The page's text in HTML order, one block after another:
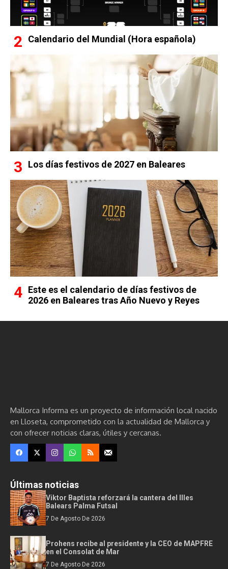
Calendario del Mundial (Hora española)
Los días festivos de 2027 en Baleares
Este es el calendario de días festivos de
2026 en Baleares tras Año Nuevo y Reyes
Mallorca Informa es un proyecto de información local nacido
en Lloseta, comprometido con la actualidad de Mallorca y
con ofrecer noticias claras, útiles y cercanas.
Últimas noticias
Viktor Baptista reforzará la cantera del Illes
Balears Palma Futsal
7 De Agosto De 2026
Prohens recibe al presidente y la CEO de MAPFRE
en el Consolat de Mar
7 De Agosto De 2026